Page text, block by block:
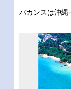
バカンスは沖